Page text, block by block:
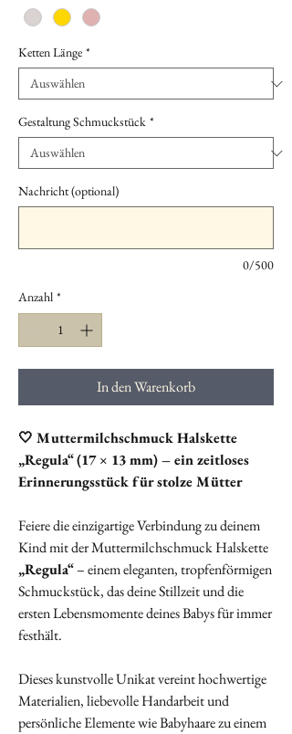
Ketten Länge *
Gestaltung Schmuckstück *
Nachricht (optional)
0/500
Anzahl *
In den Warenkorb
🤍 Muttermilchschmuck Halskette
„Regula“ (17 × 13 mm) – ein zeitloses
Erinnerungsstück für stolze Mütter
Feiere die einzigartige Verbindung zu deinem
Kind mit der Muttermilchschmuck Halskette
„Regula“– einem eleganten, tropfenförmigen
Schmuckstück, das deine Stillzeit und die
ersten Lebensmomente deines Babys für immer
festhält.
Dieses kunstvolle Unikat vereint hochwertige
Materialien, liebevolle Handarbeit und
persönliche Elemente wie Babyhaare zu einem